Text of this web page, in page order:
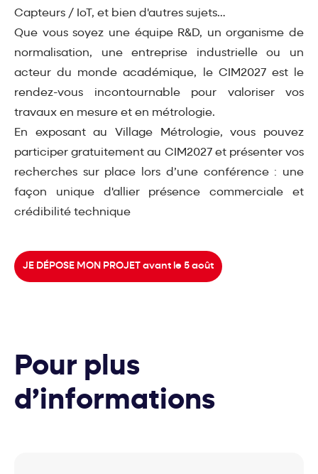
Capteurs / IoT, et bien d'autres sujets…
Que vous soyez une équipe R&D, un organisme de
normalisation, une entreprise industrielle ou un
acteur du monde académique, le CIM2027 est le
rendez-vous incontournable pour valoriser vos
travaux en mesure et en métrologie.
En exposant au Village Métrologie, vous pouvez
participer gratuitement au CIM2027 et présenter vos
recherches sur place lors d’une conférence : une
façon unique d'allier présence commerciale et
crédibilité technique
JE DÉPOSE MON PROJET avant le 5 août
Pour plus
d’informations